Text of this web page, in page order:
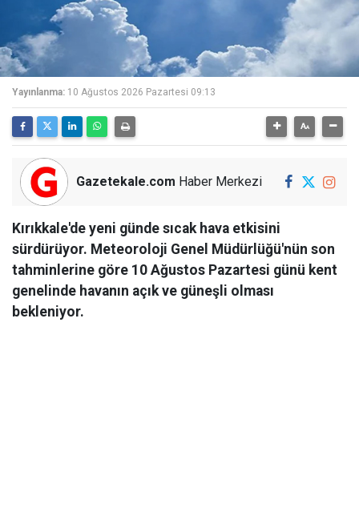
Yayınlanma: 10 Ağustos 2026 Pazartesi 09:13
Gazetekale.com Haber Merkezi
Kırıkkale'de yeni günde sıcak hava etkisini
sürdürüyor. Meteoroloji Genel Müdürlüğü'nün son
tahminlerine göre 10 Ağustos Pazartesi günü kent
genelinde havanın açık ve güneşli olması
bekleniyor.